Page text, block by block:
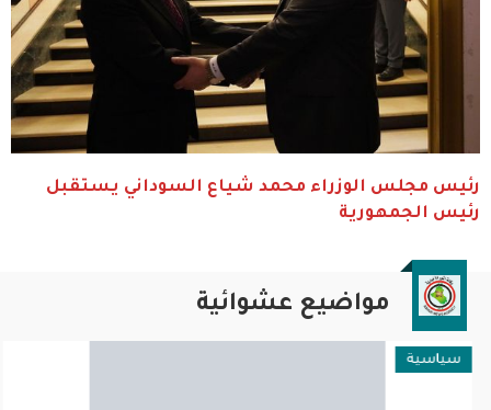
رئيس مجلس الوزراء محمد شياع السوداني يستقبل
رئيس الجمهورية
مواضيع عشوائية
سياسية